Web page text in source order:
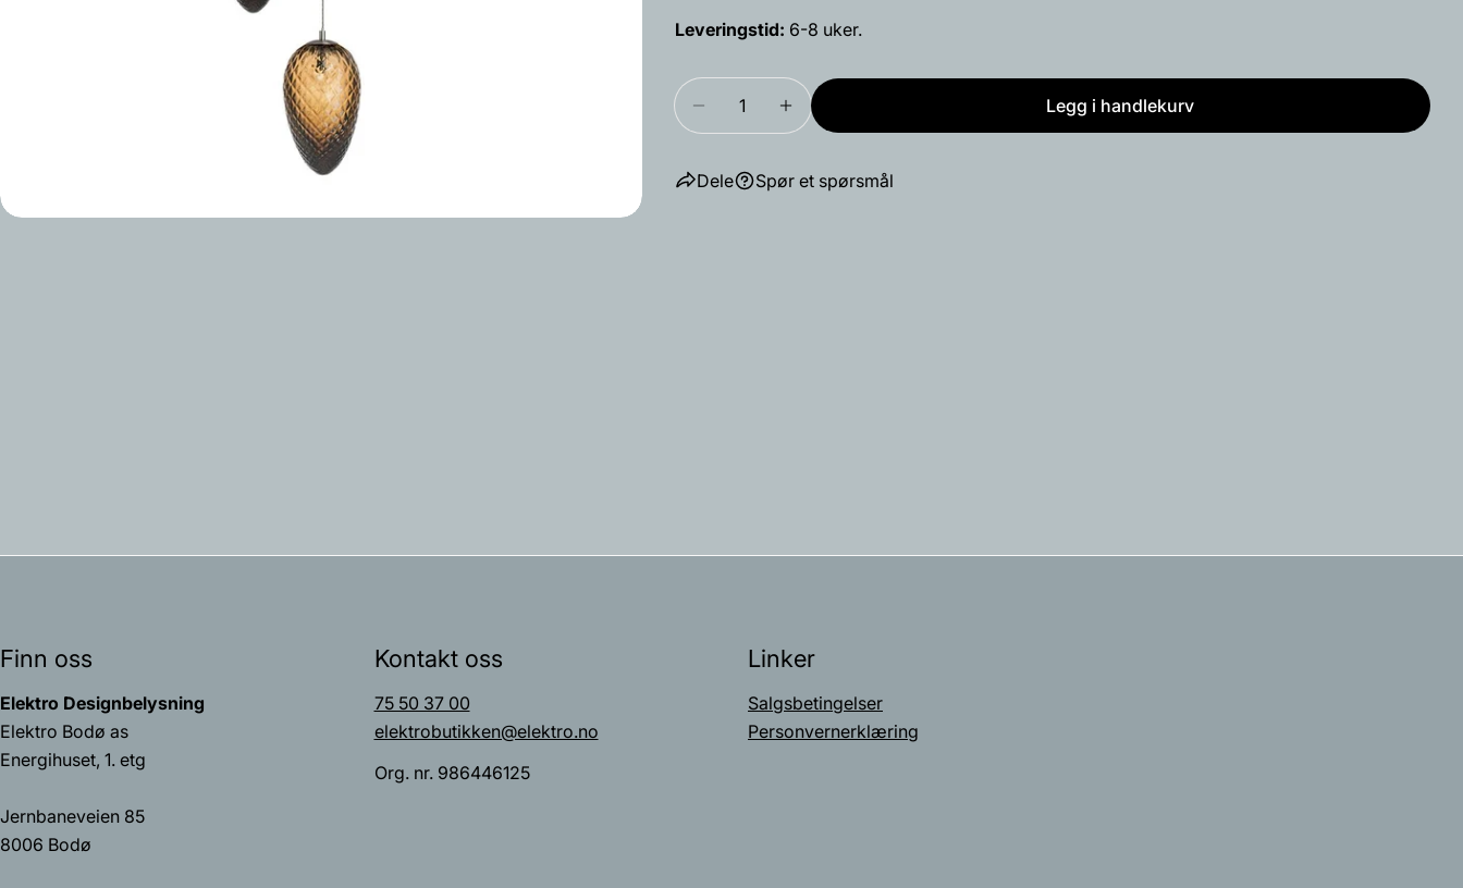
Leveringstid: 6-8 uker.
Mengde
Reduser antallet for Krystallkongle kongull - 3 stk
Øk antallet for Krystallkongle kongull - 3 stk
Legg i handlekurv
Dele Spør et spørsmål
Finn oss
Elektro Designbelysning
Elektro Bodø as
Energihuset, 1. etg
Jernbaneveien 85
8006 Bodø
Kontakt oss
75 50 37 00
elektrobutikken@elektro.no
Org. nr. 986446125
Linker
Salgsbetingelser
Personvernerklæring